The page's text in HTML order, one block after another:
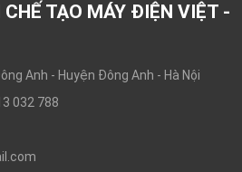
CHẾ TẠO MÁY ĐIỆN VIỆT -
Anh - Huyện Đông Anh - Hà Nội
032 788